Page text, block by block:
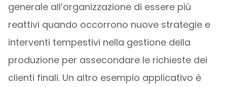
generale all’organizzazione di essere più
reattivi quando occorrono nuove strategie e
interventi tempestivi nella gestione della
produzione per assecondare le richieste dei
clienti finali. Un altro esempio applicativo è